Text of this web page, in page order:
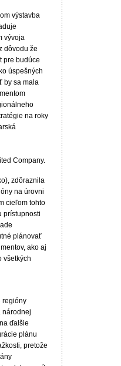
výstavba
vývoja
dôvodu že
pre budúce
úspešných
by sa mala
na roky
Company.
zdôraznila
na úrovni
cieľom tohto
prístupnosti
plánovať
ako aj
všetkých
regióny
národnej
ďalšie
plánu
pretože